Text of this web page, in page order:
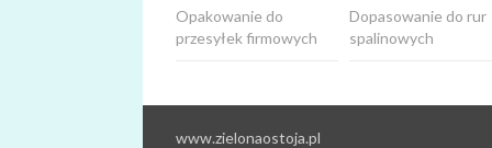
Dopasowanie do rur
spalinowych
Opakowanie do
przesyłek firmowych
www.zielonaostoja.pl